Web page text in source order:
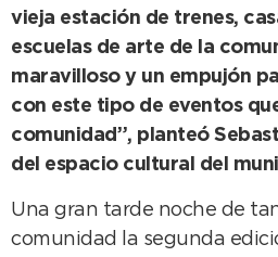
vieja estación de trenes,
escuelas de arte de la
maravilloso y un empujón
con este tipo de eventos
comunidad”, planteó
del espacio cultural del
Una gran tarde noche de
comunidad la segunda